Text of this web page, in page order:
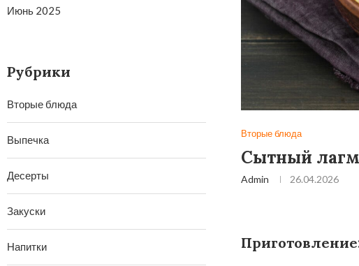
Вторые блюда
Сытный
Admin 26.04.2026
Июнь 2025
Рубрики
Вторые блюда
Выпечка
Десерты
Закуски
Напитки